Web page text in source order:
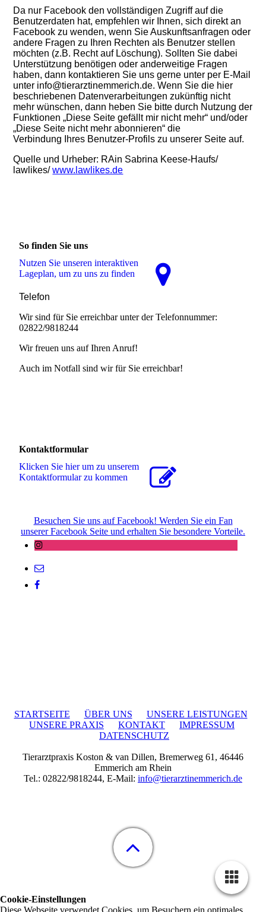
Da nur Facebook den vollständigen Zugriff auf die
Benutzerdaten hat, empfehlen wir Ihnen, sich direkt an
Facebook zu wenden, wenn Sie Auskunftsanfragen oder
andere Fragen zu Ihren Rechten als Benutzer stellen
möchten (z.B. Recht auf Löschung). Sollten Sie dabei
Unterstützung benötigen oder anderweitige Fragen
haben, dann kontaktieren Sie uns gerne unter per E-Mail
unter info@tierarztinemmerich.de. Wenn Sie die hier
beschriebenen Datenverarbeitungen zukünftig nicht
mehr wünschen, dann heben Sie bitte durch Nutzung der
Funktionen „Diese Seite gefällt mir nicht mehr“ und/oder
„Diese Seite nicht mehr abonnieren“ die
Verbindung Ihres Benutzer-Profils zu unserer Seite auf.
Quelle und Urheber: RAin Sabrina Keese-Haufs/
lawlikes/www.lawlikes.de
So finden Sie uns
Nutzen Sie unseren interaktiven
La­ge­plan, um zu uns zu finden
Telefon
Wir sind für Sie erreichbar unter der Telefonnummer:
02822/9818244
Wir freuen uns auf Ihren Anruf!
Auch im Notfall sind wir für Sie erreichbar!
Kontaktformular
Klicken Sie hier um zu unserem
Kon­takt­for­mu­lar zu kommen
Besuchen Sie uns auf Facebook! Werden Sie ein Fan
unserer Facebook Seite und erhalten Sie besondere Vorteile.
STARTSEITE ÜBER UNS
UNSERE LEISTUNGEN
UNSERE PRAXIS
KONTAKT
IMPRESSUM
DATENSCHUTZ
Tierarztpraxis Koston & van Dillen, Bremerweg 61, 46446
Emmerich am Rhein
Tel.: 02822/9818244, E-Mail: info@tierarztinemmerich.de
Cookie-Einstellungen